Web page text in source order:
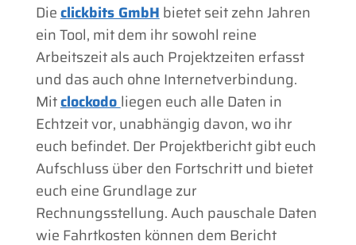
Dieclickbits GmbH bietet seit zehn Jahren
ein Tool, mit dem ihr sowohl reine
Arbeitszeit als auch Projektzeiten erfasst
und das auch ohne Internetverbindung.
Mitclockodo liegen euch alle Daten in
Echtzeit vor, unabhängig davon, wo ihr
euch befindet. Der Projektbericht gibt euch
Aufschluss über den Fortschritt und bietet
euch eine Grundlage zur
Rechnungsstellung. Auch pauschale Daten
wie Fahrtkosten können dem Bericht